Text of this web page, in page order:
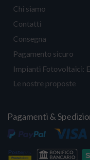
Chi siamo
Contatti
Consegna
Pagamento sicuro
Impianti Fotovoltaici:
Le nostre proposte
Pagamenti &